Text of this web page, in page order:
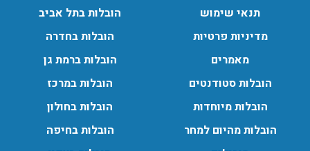
תנאי שימוש
מדיניות פרטיות
מאמרים
הובלות סטודנטים
הובלות מיוחדות
הובלות מהיום למחר
הובלות בתל אביב
הובלות בחדרה
הובלות ברמת גן
הובלות במרכז
הובלות בחולון
הובלות בחיפה